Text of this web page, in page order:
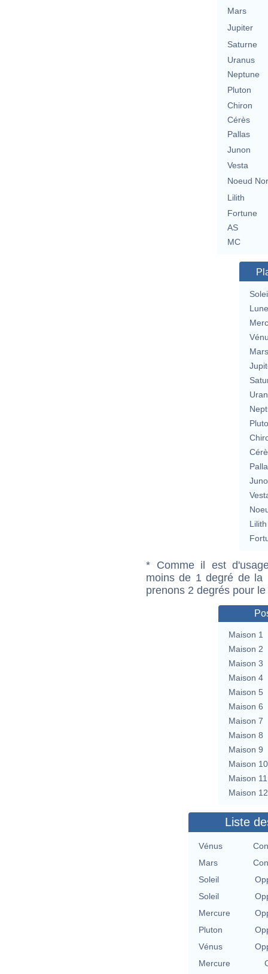
Mars
Jupiter
Saturne
Uranus
Neptune
Pluton
Chiron
Cérès
Pallas
Junon
Vesta
Noeud
Lilith
Fortune
AS
MC
Lune
Mars
Lilith
* Comme il est
moins de 1 degré de la
prenons 2 degrés pour
Maison 1
Maison 2
Maison 3
Maison 4
Maison 5
Maison 6
Maison 7
Maison 8
Maison 9
Maison 10
Maison 11
Maison 12
Liste
Vénus
Mars
Soleil
Soleil
Mercure
Pluton
Vénus
Mercure